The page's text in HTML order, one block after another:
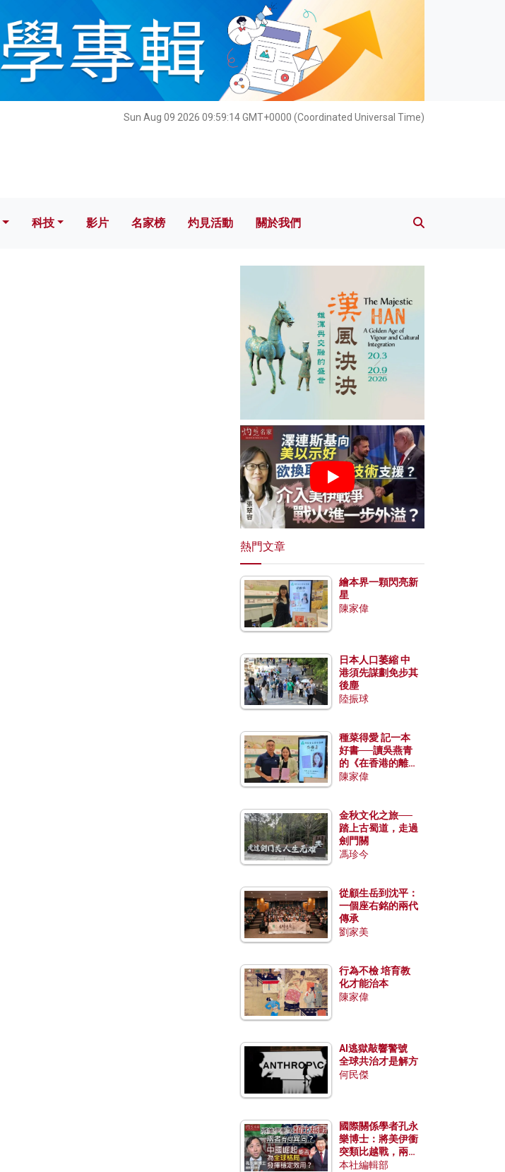
Sun Aug 09 2026 09:59:15 GMT+0000 (Coordinated Universal Time)
科技 影片 名家榜 灼見活動 關於我們
科技 影片 名家榜 灼見活動 關於我們
熱門文章
繪本界一顆閃亮新
星
陳家偉
日本人口萎縮 中
港須先謀劃免步其
後塵
陸振球
種菜得愛 記一本
好書──讀吳燕青
的《在香港的離島
種菜》
陳家偉
金秋文化之旅──
踏上古蜀道，走過
劍門關
馮珍今
從顧生岳到沈平：
一個座右銘的兩代
傳承
劉家美
行為不檢 培育教
化才能治本
陳家偉
AI逃獄敲響警號
全球共治才是解方
何民傑
國際關係學者孔永
樂博士：將美伊衝
突類比越戰，兩者
有何異同？中國崛
本社編輯部